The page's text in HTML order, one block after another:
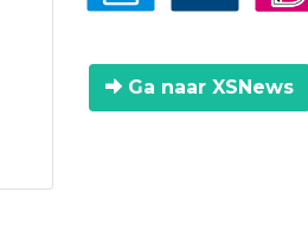
Ga naar XSNews